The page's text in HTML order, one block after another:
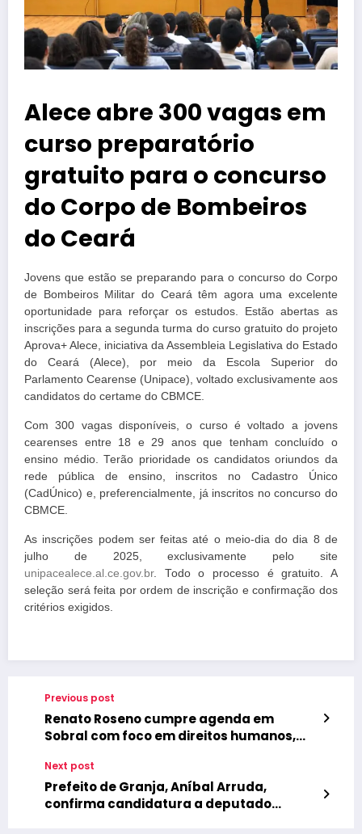
Alece abre 300 vagas em
curso preparatório
gratuito para o concurso
do Corpo de Bombeiros
do Ceará
Jovens que estão se preparando para o concurso do Corpo
de Bombeiros Militar do Ceará têm agora uma excelente
oportunidade para reforçar os estudos. Estão abertas as
inscrições para a segunda turma do curso gratuito do projeto
Aprova+ Alece, iniciativa da Assembleia Legislativa do Estado
do Ceará (Alece), por meio da Escola Superior do
Parlamento Cearense (Unipace), voltado exclusivamente aos
candidatos do certame do CBMCE.
Com 300 vagas disponíveis, o curso é voltado a jovens
cearenses entre 18 e 29 anos que tenham concluído o
ensino médio. Terão prioridade os candidatos oriundos da
rede pública de ensino, inscritos no Cadastro Único
(CadÚnico) e, preferencialmente, já inscritos no concurso do
CBMCE.
As inscrições podem ser feitas até o meio-dia do dia 8 de
julho de 2025, exclusivamente pelo site
unipacealece.al.ce.gov.br. Todo o processo é gratuito. A
seleção será feita por ordem de inscrição e confirmação dos
critérios exigidos.
Previous post
Renato Roseno cumpre agenda em
Sobral com foco em direitos humanos,
Next post
Prefeito de Granja, Aníbal Arruda,
confirma candidatura a deputado